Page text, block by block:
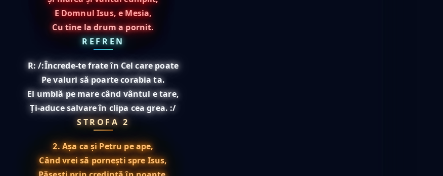
E Domnul Isus, e Mesia,
Cu tine la drum a pornit.
REFREN
R: /:Încrede-te frate în Cel care poate
Pe valuri să poarte corabia ta.
El umblă pe mare când vântul e tare,
Ți-aduce salvare în clipa cea grea. :/
STROFA 2
2. Așa ca și Petru pe ape,
Când vrei să pornești spre Isus,